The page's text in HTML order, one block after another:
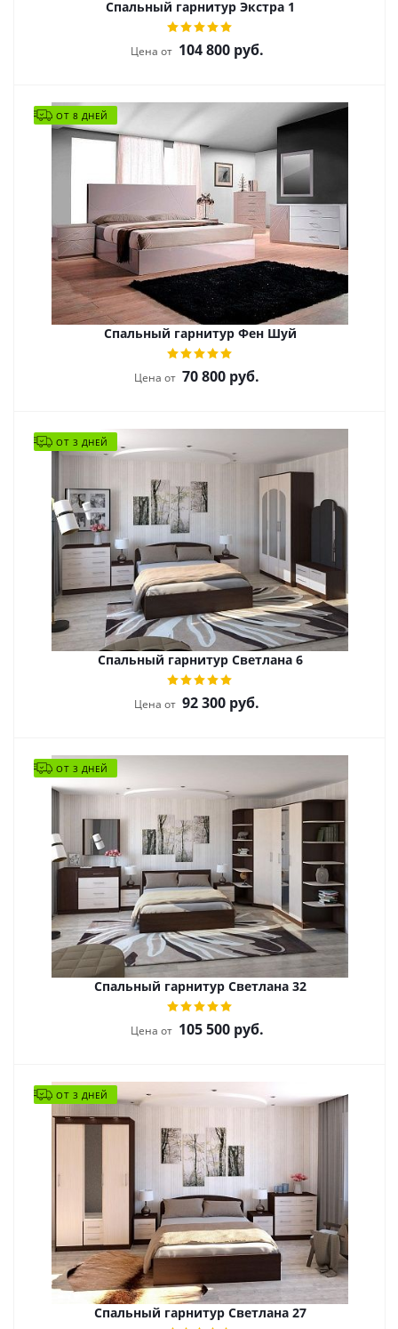
Спальный гарнитур Экстра 1
Цена от 104 800руб.
ОТ 8 ДНЕЙ
Спальный гарнитур Фен Шуй
Цена от 70 800 руб.
ОТ 3 ДНЕЙ
Спальный гарнитур Светлана 6
Цена от 92 300 руб.
ОТ 3 ДНЕЙ
Спальный гарнитур Светлана 32
Цена от 105 500руб.
ОТ 3 ДНЕЙ
Спальный гарнитур Светлана 27